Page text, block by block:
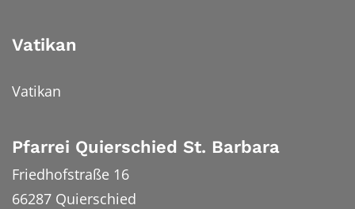
Vatikan
Vatikan
Pfarrei Quierschied St. Barbara
Friedhofstraße 16
66287 Quierschied